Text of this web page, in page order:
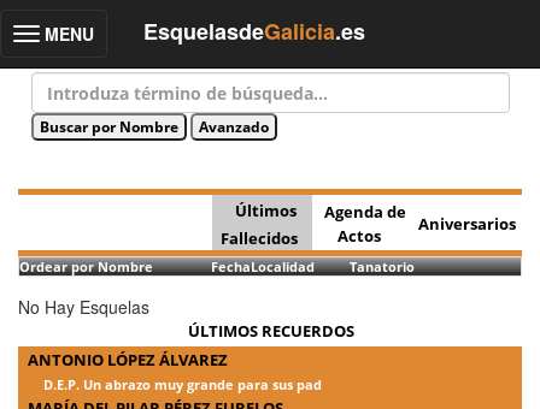
Toggle
MENU EsquelasdeGalicia.es
Últimos
Fallecidos
Agenda de
Actos
Aniversarios
Ordear por Nombre FechaLocalidad Tanatorio
No Hay Esquelas
ÚLTIMOS RECUERDOS
ANTONIO LÓPEZ ÁLVAREZ
D.E.P. Un abrazo muy grande para sus pad